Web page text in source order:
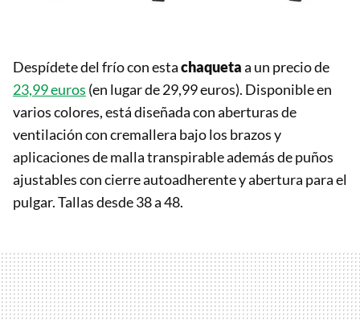
Despídete del frío con estachaquetaa un precio de
23,99 euros (en lugar de 29,99 euros). Disponible en
varios colores, está diseñada con aberturas de
ventilación con cremallera bajo los brazos y
aplicaciones de malla transpirable además de puños
ajustables con cierre autoadherente y abertura para el
pulgar. Tallas desde 38 a 48.